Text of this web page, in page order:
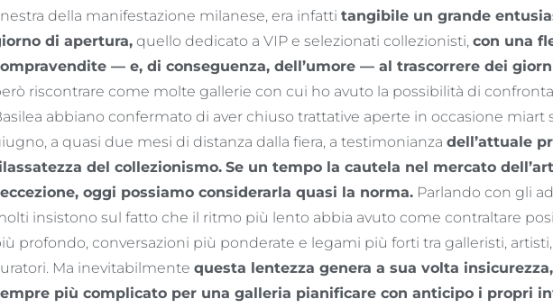
della manifestazione milanese, era infatti tangibile un grande
di apertura,quello dedicato a VIP e selezionati collezionisti, con una
— e, di conseguenza, dell’umore — al trascorrere dei
riscontrare come molte gallerie con cui ho avuto la possibilità di
abbiano confermato di aver chiuso trattative aperte in occasione miart
a quasi due mesi di distanza dalla fiera, a testimonianza dell’attuale
del collezionismo. Se un tempo la cautela nel mercato
oggi possiamo considerarla quasi la norma.Parlando con gli
insistono sul fatto che il ritmo più lento abbia avuto come contraltare
profondo, conversazioni più ponderate e legami più forti tra galleristi,
Ma inevitabilmente questa lentezza genera a sua volta
più complicato per una galleria pianificare con anticipo i propri